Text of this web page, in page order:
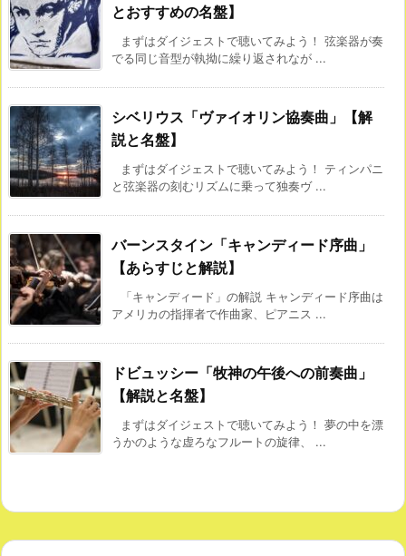
とおすすめの名盤】
まずはダイジェストで聴いてみよう！ 弦楽器が奏
でる同じ音型が執拗に繰り返されなが ...
シベリウス「ヴァイオリン協奏曲」【解
説と名盤】
まずはダイジェストで聴いてみよう！ ティンパニ
と弦楽器の刻むリズムに乗って独奏ヴ ...
バーンスタイン「キャンディード序曲」
【あらすじと解説】
「キャンディード」の解説 キャンディード序曲は
アメリカの指揮者で作曲家、ピアニス ...
ドビュッシー「牧神の午後への前奏曲」
【解説と名盤】
まずはダイジェストで聴いてみよう！ 夢の中を漂
うかのような虚ろなフルートの旋律、 ...